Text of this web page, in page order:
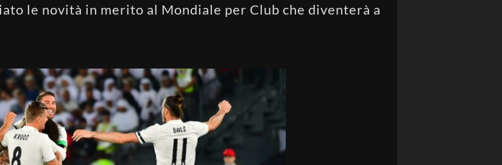
le novità in merito al Mondiale per Club che diventerà a